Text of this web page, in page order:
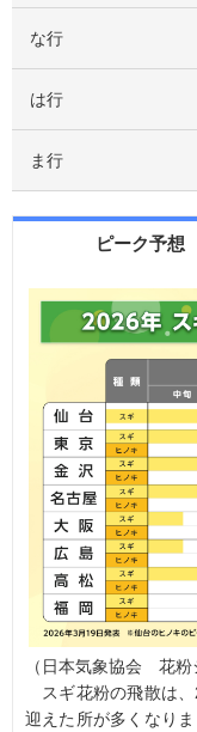
な行
は行
ま行
ピーク予想
（日本気象協会 花粉
スギ花粉の飛散は、
迎えた所が多くなり